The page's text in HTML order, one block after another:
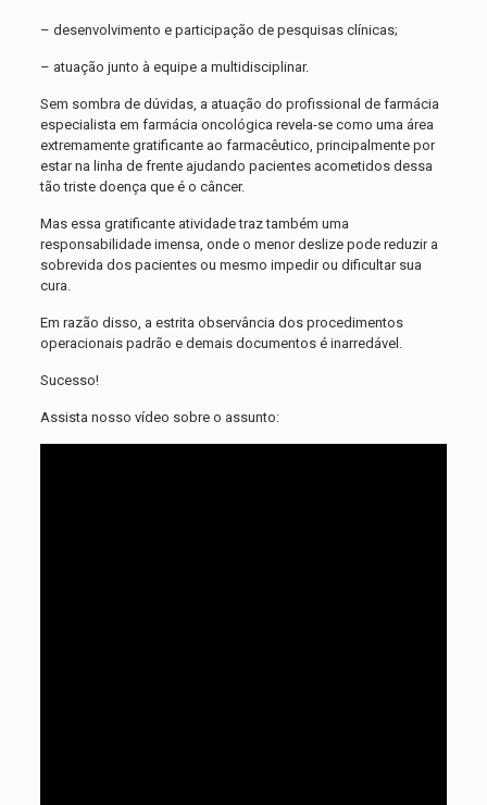
– desenvolvimento e participação de pesquisas clínicas;
– atuação junto à equipe a multidisciplinar.
Sem sombra de dúvidas, a atuação do profissional de farmácia
especialista em farmácia oncológica revela-se como uma área
extremamente gratificante ao farmacêutico, principalmente por
estar na linha de frente ajudando pacientes acometidos dessa
tão triste doença que é o câncer.
Mas essa gratificante atividade traz também uma
responsabilidade imensa, onde o menor deslize pode reduzir a
sobrevida dos pacientes ou mesmo impedir ou dificultar sua
cura.
Em razão disso, a estrita observância dos procedimentos
operacionais padrão e demais documentos é inarredável.
Sucesso!
Assista nosso vídeo sobre o assunto: